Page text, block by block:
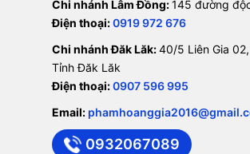
Chi nhánh Lâm Đồng:145 đường
Điện thoại:0919 972 676
Chi nhánh Đăk Lăk:40/5 Liên Gia
Tỉnh Đăk Lăk
Điện thoại:0907 596 995
Email:
0932067089